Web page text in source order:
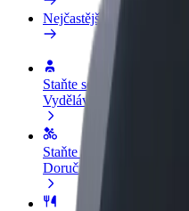
Nejčastější otázky
Staňte se řidičem
Vydělávejte podle sebe
Staňte se kurýrem
Doručujte jídlo a